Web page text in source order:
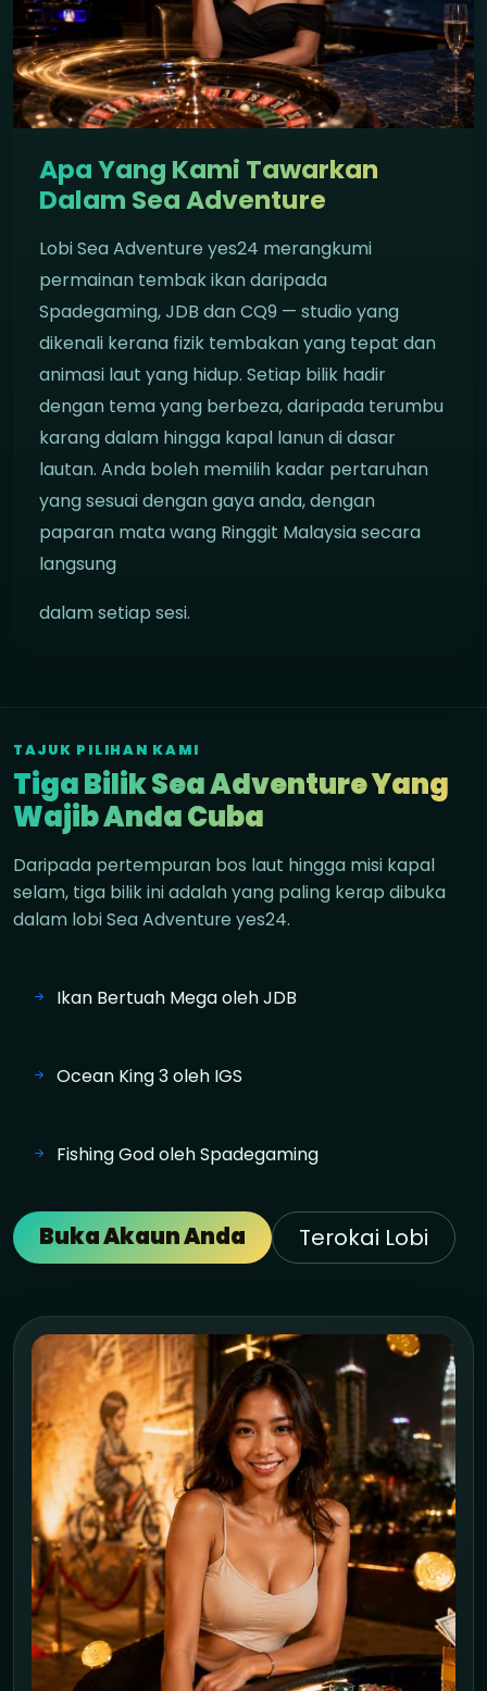
Apa Yang Kami Tawarkan
Dalam Sea Adventure
Lobi Sea Adventure yes24 merangkumi
permainan tembak ikan daripada
Spadegaming, JDB dan CQ9 — studio yang
dikenali kerana fizik tembakan yang tepat dan
animasi laut yang hidup. Setiap bilik hadir
dengan tema yang berbeza, daripada terumbu
karang dalam hingga kapal lanun di dasar
lautan. Anda boleh memilih kadar pertaruhan
yang sesuai dengan gaya anda, dengan
paparan mata wang Ringgit Malaysia secara
langsung
dalam setiap sesi.
TAJUK PILIHAN KAMI
Tiga Bilik Sea Adventure Yang
Wajib Anda Cuba
Daripada pertempuran bos laut hingga misi kapal
selam, tiga bilik ini adalah yang paling kerap dibuka
dalam lobi Sea Adventure yes24.
Ikan Bertuah Mega oleh JDB
Ocean King 3 oleh IGS
Fishing God oleh Spadegaming
Buka Akaun Anda Terokai Lobi